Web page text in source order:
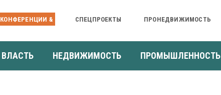
КОНФЕРЕНЦИИ & СПЕЦПРОЕКТЫ ПРОНЕДВИЖИМОСТЬ
ВЛАСТЬ НЕДВИЖИМОСТЬ ПРОМЫШЛЕННОСТЬ